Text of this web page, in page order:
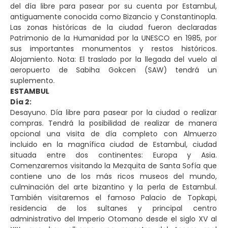
del día libre para pasear por su cuenta por Estambul,
antiguamente conocida como Bizancio y Constantinopla.
Las zonas históricas de la ciudad fueron declaradas
Patrimonio de la Humanidad por la UNESCO en 1985, por
sus importantes monumentos y restos históricos.
Alojamiento. Nota: El traslado por la llegada del vuelo al
aeropuerto de Sabiha Gokcen (SAW) tendrá un
suplemento.
ESTAMBUL
Día 2:
Desayuno. Día libre para pasear por la ciudad o realizar
compras. Tendrá la posibilidad de realizar de manera
opcional una visita de día completo con Almuerzo
incluido en la magnífica ciudad de Estambul, ciudad
situada entre dos continentes: Europa y Asia.
Comenzaremos visitando la Mezquita de Santa Sofía que
contiene uno de los más ricos museos del mundo,
culminación del arte bizantino y la perla de Estambul.
También visitaremos el famoso Palacio de Topkapi,
residencia de los sultanes y principal centro
administrativo del Imperio Otomano desde el siglo XV al